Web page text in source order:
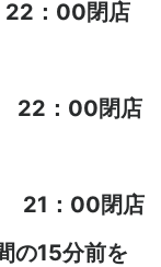
：00閉店
22：00閉店
21：00閉店
の15分前を